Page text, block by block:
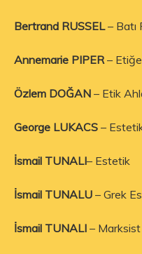
Bertrand RUSSEL– Batı
Annemarie PIPER– Etiğe
Özlem DOĞAN– Etik
George LUKACS–
İsmail TUNALI– Estetik
İsmail TUNALU– Grek
İsmail TUNALI–